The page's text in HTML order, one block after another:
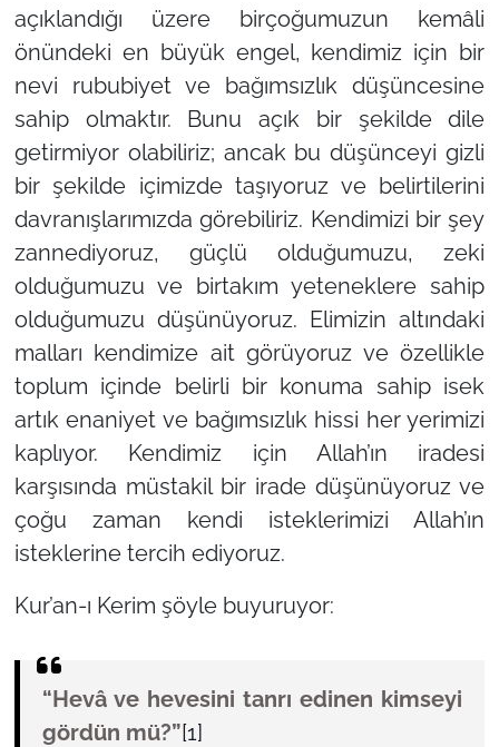
açıklandığı üzere birçoğumuzun kemâli
önündeki en büyük engel, kendimiz için bir
nevi rububiyet ve bağımsızlık düşüncesine
sahip olmaktır. Bunu açık bir şekilde dile
getirmiyor olabiliriz; ancak bu düşünceyi gizli
bir şekilde içimizde taşıyoruz ve belirtilerini
davranışlarımızda görebiliriz. Kendimizi bir şey
zannediyoruz, güçlü olduğumuzu, zeki
olduğumuzu ve birtakım yeteneklere sahip
olduğumuzu düşünüyoruz. Elimizin altındaki
malları kendimize ait görüyoruz ve özellikle
toplum içinde belirli bir konuma sahip isek
artık enaniyet ve bağımsızlık hissi her yerimizi
kaplıyor. Kendimiz için Allah’ın iradesi
karşısında müstakil bir irade düşünüyoruz ve
çoğu zaman kendi isteklerimizi Allah’ın
isteklerine tercih ediyoruz.
Kur’an-ı Kerim şöyle buyuruyor:
“Hevâ ve hevesini tanrı edinen kimseyi
gördün mü?”[1]